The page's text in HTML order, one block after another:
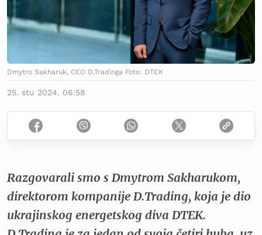
Dmytro Sakharuk, CEO D.Tradinga Foto: DTEK
25. stu 2024. 06:58
Razgovarali smo s Dmytrom Sakharukom,
direktorom kompanije D.Trading, koja je dio
ukrajinskog energetskog diva DTEK.